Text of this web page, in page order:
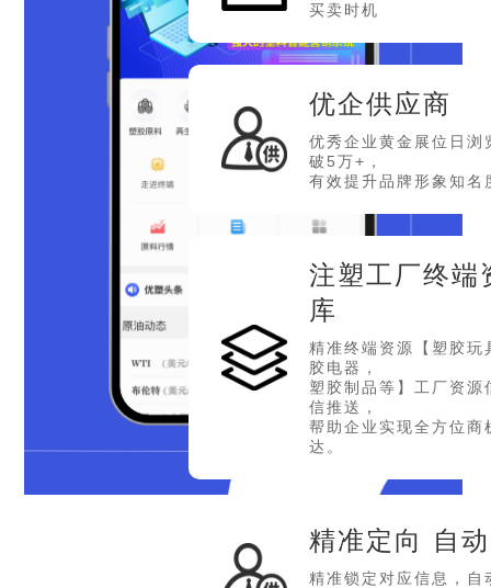
买卖时机
优企供应商
优秀企业黄金展位日浏
破5万+，
有效提升品牌形象知名
注塑工厂终端
库
精准终端资源【塑胶玩
胶电器，
塑胶制品等】工厂资源
信推送，
帮助企业实现全方位商
达。
精准定向 自
精准锁定对应信息，自